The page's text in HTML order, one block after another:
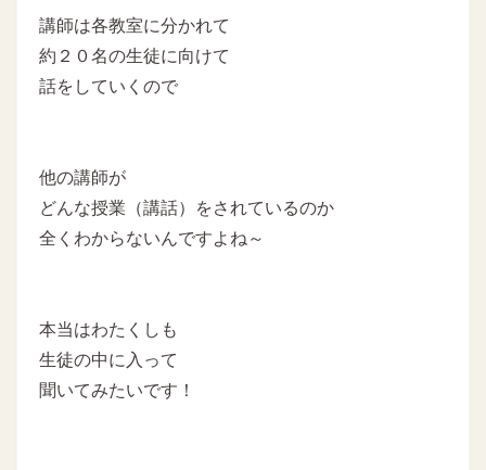
講師は各教室に分かれて
約２０名の生徒に向けて
話をしていくので
他の講師が
どんな授業（講話）をされているのか
全くわからないんですよね～
本当はわたくしも
生徒の中に入って
聞いてみたいです！